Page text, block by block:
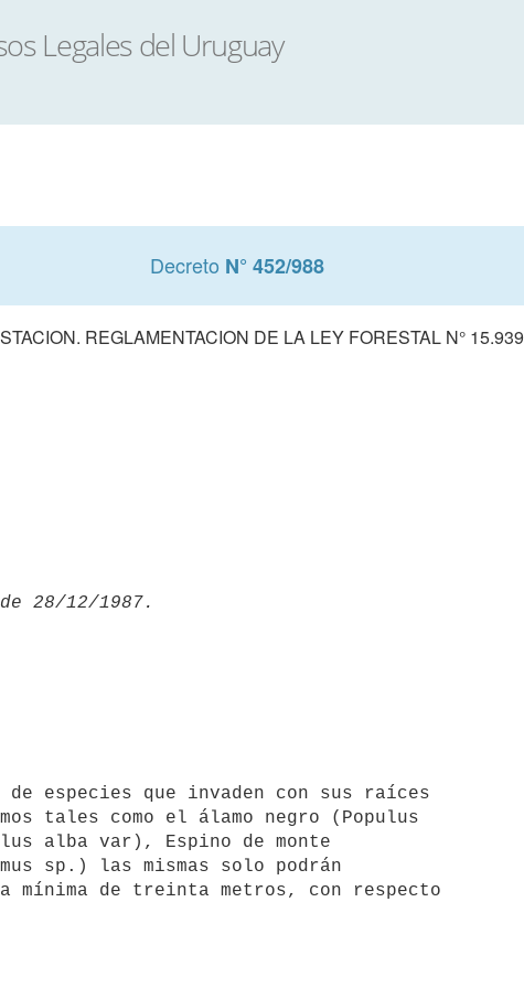
Decreto N° 452/988
REGLAMENTACION DE LA LEY FORESTAL N° 15.939
tales como el álamo negro (Populus
alba var), Espino de monte
sp.) las mismas solo podrán
mínima de treinta metros, con respecto